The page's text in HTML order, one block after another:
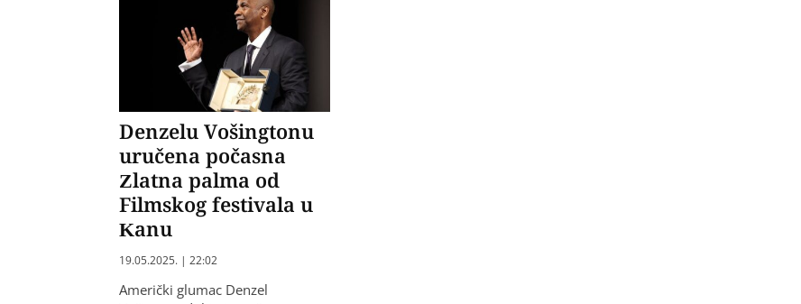
Denzelu Vošingtonu
uručena počasna
Zlatna palma od
Filmskog festivala u
Kanu
19.05.2025. | 22:02
Američki glumac Denzel